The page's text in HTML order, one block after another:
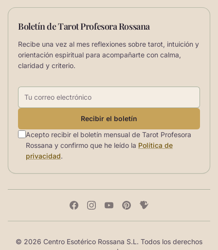
Boletín de Tarot Profesora Rossana
Recibe una vez al mes reflexiones sobre tarot, intuición y
orientación espiritual para acompañarte con calma,
claridad y criterio.
Correo electrónico
Recibir el boletín
Acepto recibir el boletín mensual de Tarot Profesora
Rossana y confirmo que he leído la Política de
privacidad.
© 2026 Centro Esotérico Rossana S.L. Todos los derechos